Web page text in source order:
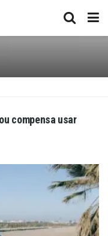
compensa usar